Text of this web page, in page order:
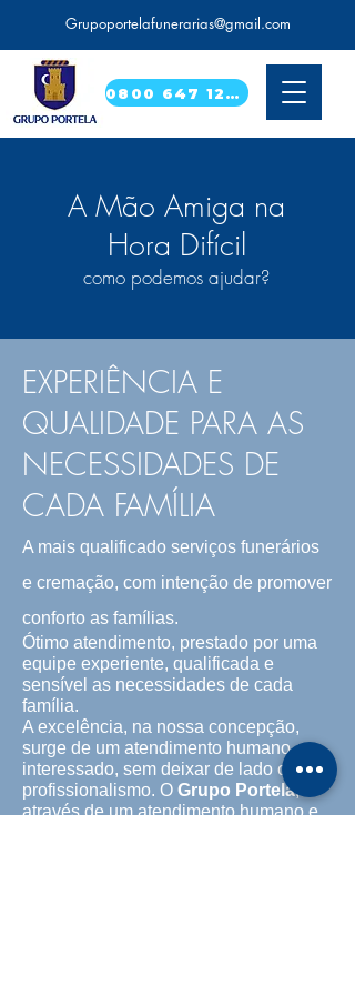
0800 647 1224
Grupoportelafunerarias@gmail.com
A Mão Amiga na
Hora Difícil
como podemos ajudar?
EXPERIÊNCIA E
QUALIDADE PARA AS
NECESSIDADES DE
CADA FAMÍLIA
A mais qualificado serviços funerários
e cremação, com intenção de promover
conforto as famílias.
Ótimo atendimento, prestado por uma
equipe experiente, qualificada e
sensível as necessidades de cada
família.
A excelência, na nossa concepção,
surge de um atendimento humano e
interessado, sem deixar de lado o
profissionalismo. O Grupo Portela,
através de um atendimento humano e